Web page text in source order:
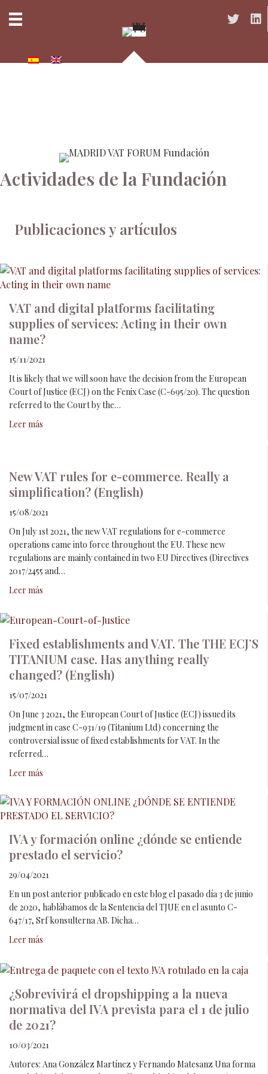
Acceso
Actividades de la Fundación
Publicaciones y artículos
VAT and digital platforms facilitating
supplies of services: Acting in their own
name?
15/11/2021
It is likely that we will soon have the decision from the European
Court of Justice (ECJ) on the Fenix Case (C-695/20). The question
referred to the Court by the…
Leer más
New VAT rules for e-commerce. Really a
simplification? (English)
15/08/2021
On July 1st 2021, the new VAT regulations for e-commerce
operations came into force throughout the EU. These new
regulations are mainly contained in two EU Directives (Directives
2017/2455 and…
Leer más
Fixed establishments and VAT. The THE ECJ’S
TITANIUM case. Has anything really
changed? (English)
15/07/2021
On June 3 2021, the European Court of Justice (ECJ) issued its
judgment in case C-931/19 (Titanium Ltd) concerning the
controversial issue of fixed establishments for VAT. In the
referred…
Leer más
IVA y formación online ¿dónde se entiende
prestado el servicio?
29/04/2021
En un post anterior publicado en este blog el pasado día 3 de junio
de 2020, hablábamos de la Sentencia del TJUE en el asunto C-
647/17, Srf konsulterna AB. Dicha…
Leer más
¿Sobrevivirá el dropshipping a la nueva
normativa del IVA prevista para el 1 de julio
de 2021?
10/03/2021
Autores: Ana González Martínez y Fernando Matesanz Una forma